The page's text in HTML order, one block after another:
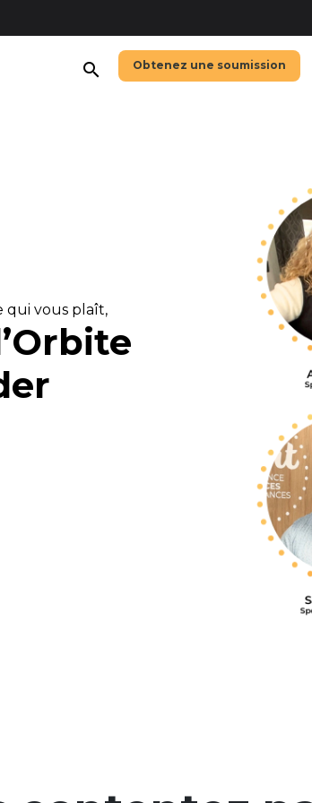
search Obtenez une soumission
qui vous plaît,